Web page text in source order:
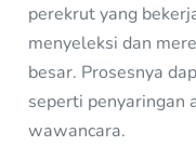
perekrut yang
menyeleksi dan
besar. Prosesnya
seperti penyaringan
wawancara.